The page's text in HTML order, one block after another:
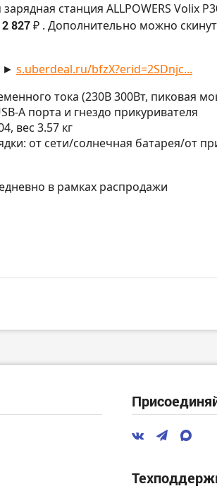
станция ALLPOWERS Volix
827 ₽ . Дополнительно можно
► s.uberdeal.ru/bfzX?erid=2SDnjc...
тока (230В 300Вт, пиковая
A порта и гнездо прикуривателя
вес 3.57 кг
от сети/солнечная батарея/от
в рамках распродажи